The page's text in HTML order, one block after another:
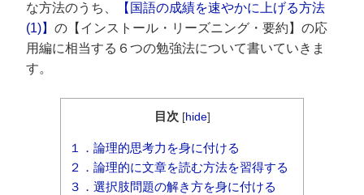
な方法のうち、
【国語の成績を速やかに上げる方法
(1)】 の【インストール・リーズニング・要約】の応
用編に相当する６つの勉強法について書いていきま
す。
目次 [hide]
１．論理的思考力を身に付ける
２．論理的に文章を読む方法を習得する
３．選択肢問題の解き方を身に付ける